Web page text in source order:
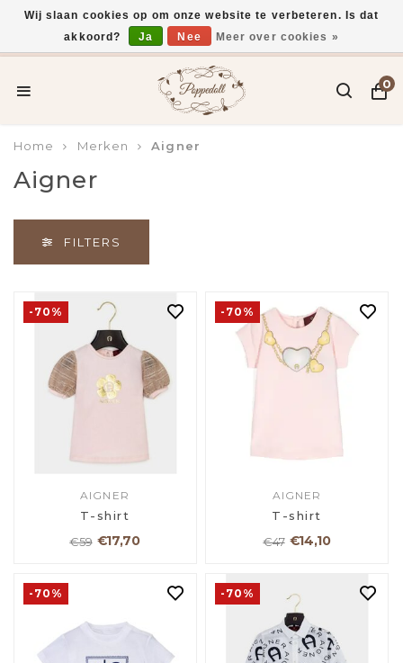
Voor 15:00 uur besteld, vandaag verzonden*
0
Home Merken Aigner
Aigner
FILTERS
-70%
AIGNER
T-shirt
€59 €17,70
-70%
AIGNER
T-shirt
€47 €14,10
-70% -70%
Wij slaan cookies op om onze website te verbeteren. Is dat
akkoord?
Ja Nee Meer over cookies »